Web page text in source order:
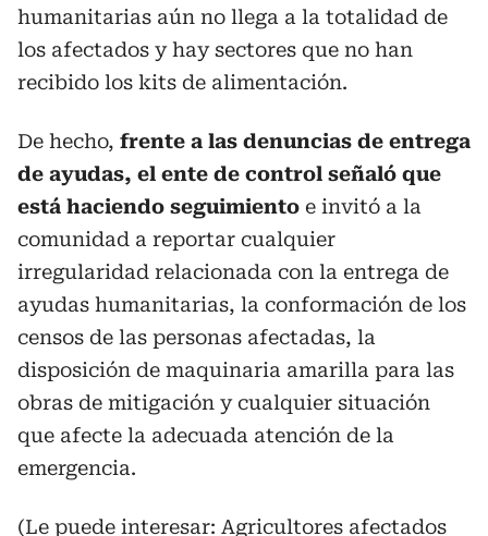
humanitarias aún no llega a la totalidad de
los afectados y hay sectores que no han
recibido los kits de alimentación.
De hecho, frente a las denuncias de entrega
de ayudas, el ente de control señaló que
está haciendo seguimiento e invitó a la
comunidad a reportar cualquier
irregularidad relacionada con la entrega de
ayudas humanitarias, la conformación de los
censos de las personas afectadas, la
disposición de maquinaria amarilla para las
obras de mitigación y cualquier situación
que afecte la adecuada atención de la
emergencia.
(Le puede interesar: Agricultores afectados